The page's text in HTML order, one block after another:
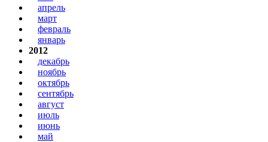
апрель
март
февраль
январь
2012
декабрь
ноябрь
октябрь
сентябрь
август
июль
июнь
май